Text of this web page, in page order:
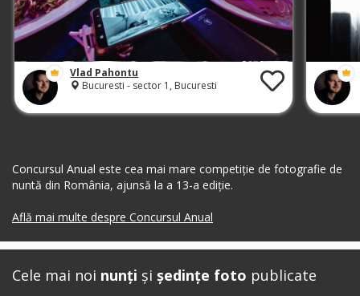
Vlad Pahontu
Bucuresti - sector 1, Bucuresti
Concursul Anual este cea mai mare competiție de fotografie de
nuntă din România, ajunsă la a 13-a ediție.
Află mai multe despre Concursul Anual
Cele mai noi nunți și ședințe foto publicate